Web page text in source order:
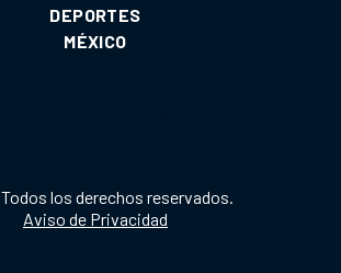
DEPORTES
MÉXICO
los derechos reservados.
Aviso de Privacidad